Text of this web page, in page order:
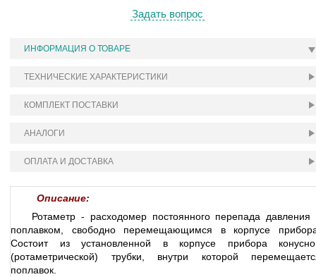
Задать вопрос
ИНФОРМАЦИЯ О ТОВАРЕ
ТЕХНИЧЕСКИЕ ХАРАКТЕРИСТИКИ
КОМПЛЕКТ ПОСТАВКИ
АНАЛОГИ
ОПЛАТА И ДОСТАВКА
Описание:
Ротаметр - расходомер постоянного перепада давления
поплавком, свободно перемещающимся в корпусе
Состоит из установленной в корпусе прибора
(ротаметрической) трубки, внутри которой
поплавок.